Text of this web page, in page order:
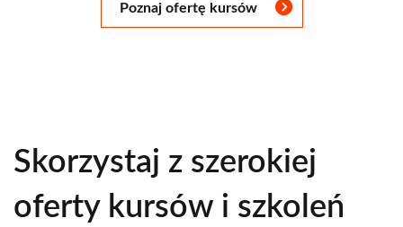
Poznaj ofertę kursów
Skorzystaj z szerokiej
oferty kursów i szkoleń